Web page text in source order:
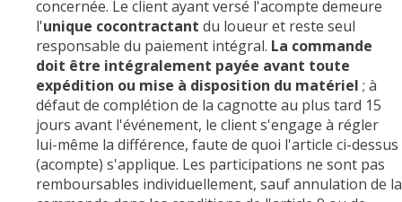
concernée. Le client ayant versé l'acompte demeure
l'unique cocontractant du loueur et reste seul
responsable du paiement intégral. La commande
doit être intégralement payée avant toute
expédition ou mise à disposition du matériel ; à
défaut de complétion de la cagnotte au plus tard 15
jours avant l'événement, le client s'engage à régler
lui-même la différence, faute de quoi l'article ci-dessus
(acompte) s'applique. Les participations ne sont pas
remboursables individuellement, sauf annulation de la